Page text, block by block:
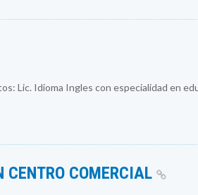
Lic. Idioma Ingles con especialidad en
CENTRO COMERCIAL